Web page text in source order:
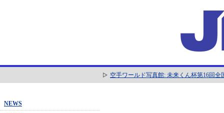
空手ワールド写真館: 未来くん杯第16回
NEWS